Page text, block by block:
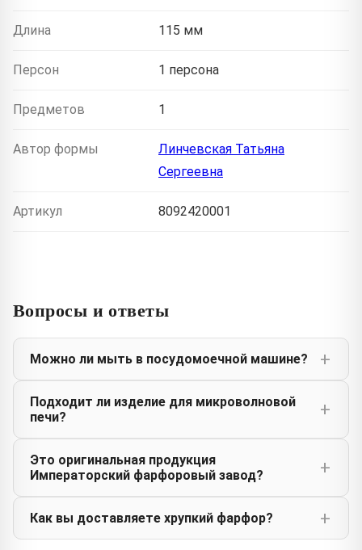
Длина 115 мм
Персон 1 персона
Предметов 1
Автор формы
Линчевская Татьяна
Сергеевна
Артикул 8092420001
Вопросы и ответы
Можно ли мыть в посудомоечной машине?
Подходит ли изделие для микроволновой
печи?
Это оригинальная продукция
Императорский фарфоровый завод?
Как вы доставляете хрупкий фарфор?